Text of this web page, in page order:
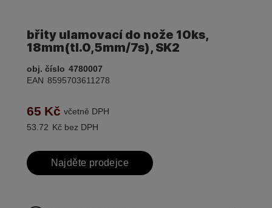
břity ulamovací do nože 10ks,
18mm(tl.0,5mm/7s), SK2
obj. číslo 4780007
EAN 8595703611278
65 Kč včetně DPH
53.72 Kč bez DPH
Najděte prodejce